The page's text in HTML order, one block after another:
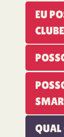
EU
QUAL